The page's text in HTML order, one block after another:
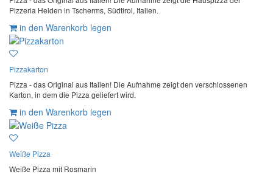
Pizzeria Helden in Tscherms, Südtirol, Italien.
in den Warenkorb legen
Pizzakarton
Pizza - das Original aus Italien! Die Aufnahme zeigt den verschlossenen
Karton, in dem die Pizza geliefert wird.
in den Warenkorb legen
Weiße Pizza
Weiße Pizza mit Rosmarin